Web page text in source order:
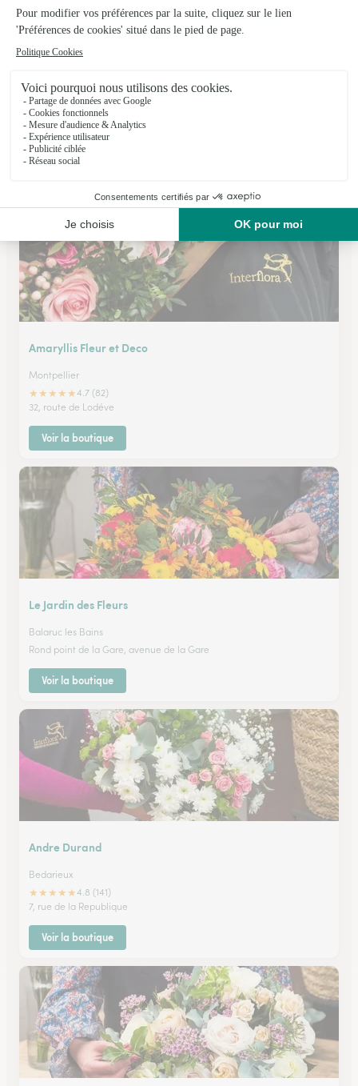
Fleur Par Nature
Meze
★★★★★4.4 (61)
46 route de Montpellier
Amaryllis Fleur et Deco
Montpellier
★★★★★4.7 (82)
32, route de Lodéve
Voir la boutique
Le Jardin des Fleurs
Balaruc les Bains
Rond point de la Gare, avenue de la Gare
Voir la boutique
Andre Durand
Bedarieux
★★★★★4.8 (141)
7, rue de la Republique
Voir la boutique